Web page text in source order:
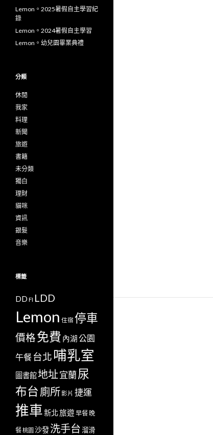
Lemon。2025暑假自主學習紀
錄
Lemon。2024暑假自主學習
Lemon。幼兒園畢業典禮
分類
休閒
我家
料理
新聞
旅遊
書籍
未分類
獨白
理財
貓咪
資訊
銀髮
音樂
標籤
DD FI LDD
Lemon 住宿 停車
價格免費 內湖 公園
午餐 台北 哺乳室
圖書館地址宜蘭尿
布台 廁所影片 捷運
推車新北旅遊 早餐 晚
餐桃園 沙發洗手台溜滑